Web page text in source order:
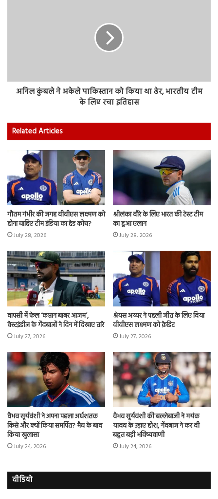
अनिल कुंबले ने अकेले पाकिस्तान को किया था ढेर, भारतीय टीम
के लिए रचा इतिहास
Related Articles
गौतम गंभीर की जगह वीवीएस लक्ष्मण को
होना चाहिए टीम इंडिया का हेड कोच?
July 28, 2026
श्रीलंका दौरे के लिए भारत की टेस्ट टीम
का हुआ एलान
July 28, 2026
वापसी में फेल ‘कप्तान बाबर आजम’,
वेस्टइंडीज के गेंदबाजों ने दिन में दिखाए तारे
July 27, 2026
श्रेयस अय्यर ने पहली जीत के लिए दिया
वीवीएस लक्ष्मण को क्रेडिट
July 27, 2026
वैभव सूर्यवंशी ने अपना पहला अर्धशतक
किसे और क्‍यों किया समर्पित? मैच के बाद
किया खुलासा
July 24, 2026
वैभव सूर्यवंशी की बल्लेबाजी ने मयंक
यादव के उड़ाए होश, गेंदबाज ने कर दी
बहुत बड़ी भविष्यवाणी
July 24, 2026
वीडियो